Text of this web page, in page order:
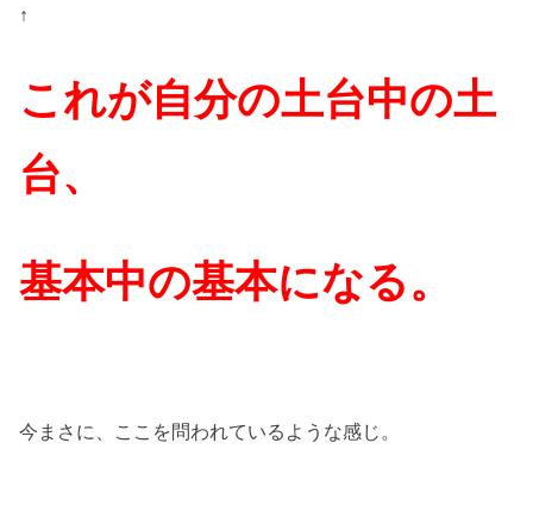
↑
これが自分の土台中の土
台、
基本中の基本になる。
今まさに、ここを問われているような感じ。